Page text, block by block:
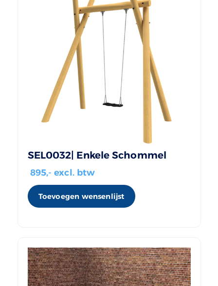
SEL0032| Enkele Schommel
895,- excl. btw
Toevoegen wensenlijst